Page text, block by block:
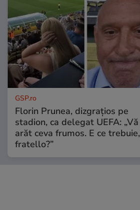
GSP.ro
Florin Prunea, dizgrațios pe
stadion, ca delegat UEFA: „Vă
arăt ceva frumos. E ce trebuie,
fratello?”